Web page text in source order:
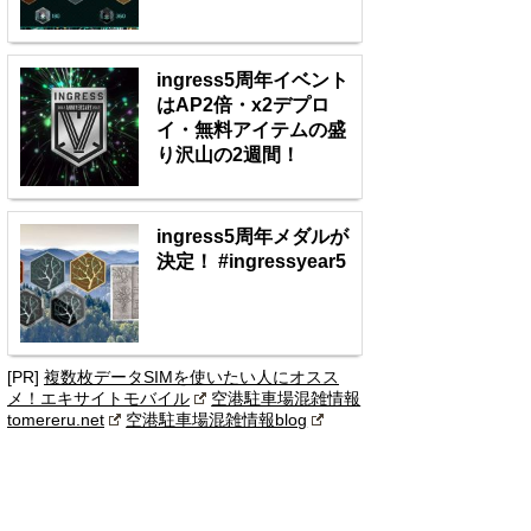
ingress5周年イベント
はAP2倍・x2デプロ
イ・無料アイテムの盛
り沢山の2週間！
ingress5周年メダルが
決定！ #ingressyear5
[PR] 複数枚データSIMを使いたい人にオスス
メ！エキサイトモバイル
空港駐車場混雑情報
tomereru.net
空港駐車場混雑情報blog